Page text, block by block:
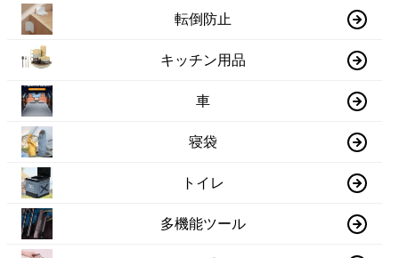
転倒防止
キッチン用品
車
寝袋
トイレ
多機能ツール